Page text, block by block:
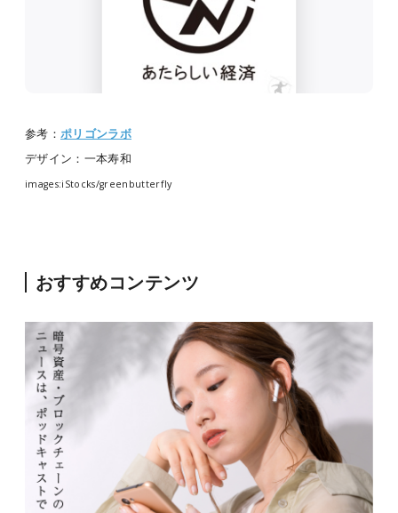
参考： ポリゴンラボ
デザイン：一本寿和
images:iStocks/greenbutterfly
おすすめコンテンツ